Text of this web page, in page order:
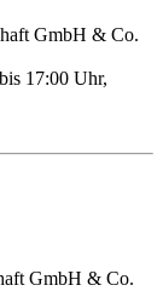
GmbH & Co.
17:00 Uhr,
GmbH & Co.